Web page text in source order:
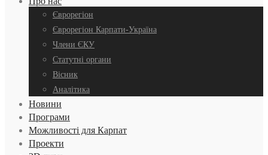
Єврорегіон
Єврорегіон Карпати-Україна
Члени ЄКУ
Статутні органи
Вісник
Аналітика
Новини
Програми
Можливості для Карпат
Проекти